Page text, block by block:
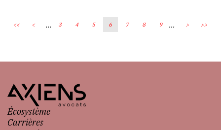
<< < ... 3 4 5 6 7 8 9 ... > >>
Écosystème
Carrières